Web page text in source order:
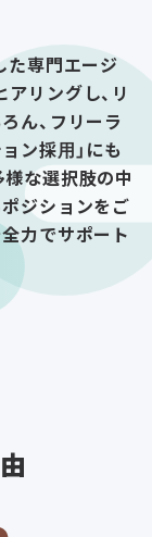
専門エージ
リングし、リ
ん、フリーラ
ン採用」にも
な選択肢の中
ジションをご
力でサポート